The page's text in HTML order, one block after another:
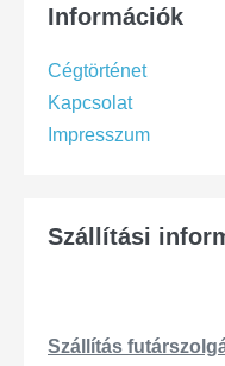
Információk
Cégtörténet
Kapcsolat
Impresszum
Szállítási
Szállítás futárszo